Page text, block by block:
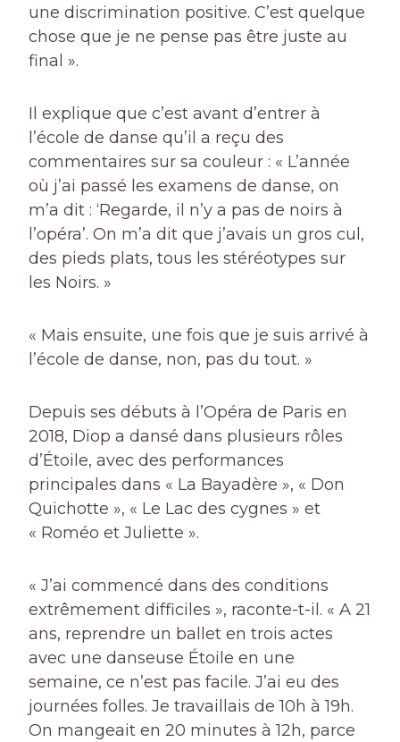
une discrimination positive. C’est quelque
chose que je ne pense pas être juste au
final ».
Il explique que c’est avant d’entrer à
l’école de danse qu’il a reçu des
commentaires sur sa couleur : « L’année
où j’ai passé les examens de danse, on
m’a dit : ‘Regarde, il n’y a pas de noirs à
l’opéra’. On m’a dit que j’avais un gros cul,
des pieds plats, tous les stéréotypes sur
les Noirs. »
« Mais ensuite, une fois que je suis arrivé à
l’école de danse, non, pas du tout. »
Depuis ses débuts à l’Opéra de Paris en
2018, Diop a dansé dans plusieurs rôles
d’Étoile, avec des performances
principales dans « La Bayadère », « Don
Quichotte », « Le Lac des cygnes » et
« Roméo et Juliette ».
« J’ai commencé dans des conditions
extrêmement difficiles », raconte-t-il. « A 21
ans, reprendre un ballet en trois actes
avec une danseuse Étoile en une
semaine, ce n’est pas facile. J’ai eu des
journées folles. Je travaillais de 10h à 19h.
On mangeait en 20 minutes à 12h, parce